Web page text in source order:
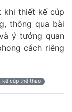
khi thiết kế cúp
thông qua bài
ý tưởng quan
cách riêng
kế cúp thể thao